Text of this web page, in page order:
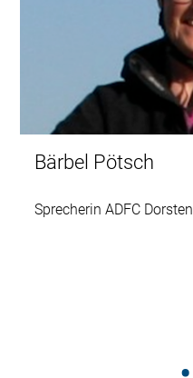
Bärbel Pötsch
Sprecherin ADFC Dorsten